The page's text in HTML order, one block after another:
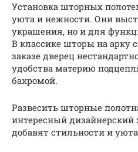
Установка шторных
уюта и нежности. Они
украшения, но и для
В классике шторы на арку
заказе дверец
удобства материю
бахромой.
Развесить шторные
интересный дизайнерский
добавят стильности и